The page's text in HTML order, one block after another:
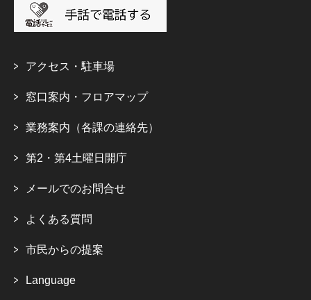
アクセス・駐車場
窓口案内・フロアマップ
業務案内（各課の連絡先）
第2・第4土曜日開庁
メールでのお問合せ
よくある質問
市民からの提案
Language